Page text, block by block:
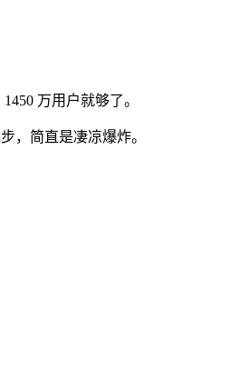
1450 万用户就够了。
，简直是凄凉爆炸。